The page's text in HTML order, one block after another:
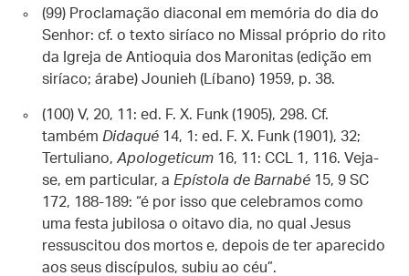
(99) Proclamação diaconal em memória do dia do
Senhor: cf. o texto siríaco no Missal próprio do rito
da Igreja de Antioquia dos Maronitas (edição em
siríaco; árabe) Jounieh (Líbano) 1959, p. 38.
(100) V, 20, 11: ed. F. X. Funk (1905), 298. Cf.
também Didaqué 14, 1: ed. F. X. Funk (1901), 32;
Tertuliano, Apologeticum 16, 11: CCL 1, 116. Veja-
se, em particular, a Epístola de Barnabé 15, 9 SC
172, 188-189: “é por isso que celebramos como
uma festa jubilosa o oitavo dia, no qual Jesus
ressuscitou dos mortos e, depois de ter aparecido
aos seus discípulos, subiu ao céu”.